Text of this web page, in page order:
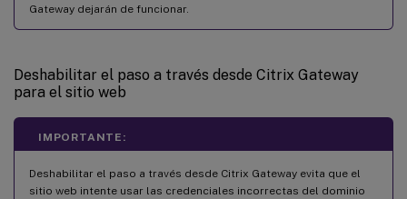
Gateway dejarán de funcionar.
Deshabilitar el paso a través desde Citrix Gateway
para el sitio web
IMPORTANTE:
Deshabilitar el paso a través desde Citrix Gateway evita que el
sitio web intente usar las credenciales incorrectas del dominio